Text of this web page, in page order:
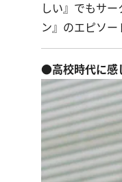
しい』でもサ
ン』のエピソー
●高校時代に感